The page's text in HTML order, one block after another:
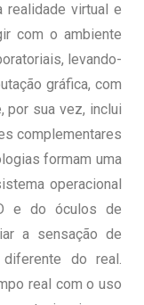
realidade virtual e
com o ambiente
levando-
gráfica, com
por sua vez, inclui
complementares
formam uma
operacional
e do óculos de
a sensação de
do real.
real com o uso